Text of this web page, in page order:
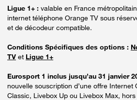
Ligue 1+ : valable en France
internet téléphone Orange TV sous
et de décodeur compatible.
Conditions Spécifiques des options :
TV et Ligue 1+
Eurosport 1 inclus jusqu’au 31 janvier
nouvelle souscription d’une offre Internet
Classic, Livebox Up ou Livebox Max, hors